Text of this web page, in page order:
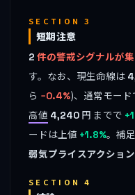
SECTION 3
短期注意
2 件の警戒シグナルが
す。なお、現生命線は
ら −0.4%)、通常モー
高値 4,240 円 までで
ードは上値 +1.8%。補
弱気プライスアクション
SECTION 4